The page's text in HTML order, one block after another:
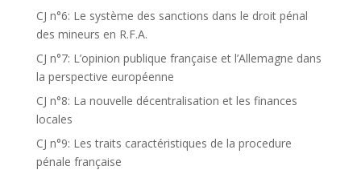
CJ n°6: Le système des sanctions dans le droit pénal
des mineurs en R.F.A.
CJ n°7: L’opinion publique française et l’Allemagne dans
la perspective européenne
CJ n°8: La nouvelle décentralisation et les finances
locales
CJ n°9: Les traits caractéristiques de la procedure
pénale française